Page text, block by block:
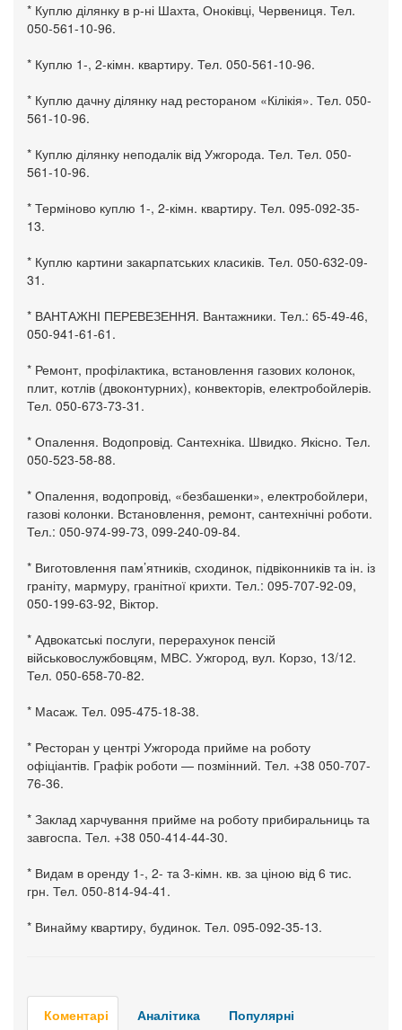
* Куплю ділянку в р-ні Шахта, Оноківці, Червениця. Тел.
050-561-10-96.
* Куплю 1-, 2-кімн. квартиру. Тел. 050-561-10-96.
* Куплю дачну ділянку над рестораном «Кілікія». Тел. 050-
561-10-96.
* Куплю ділянку неподалік від Ужгорода. Тел. Тел. 050-
561-10-96.
* Терміново куплю 1-, 2-кімн. квартиру. Тел. 095-092-35-
13.
* Куплю картини закарпатських класиків. Тел. 050-632-09-
31.
* ВАНТАЖНІ ПЕРЕВЕЗЕННЯ. Вантажники. Тел.: 65-49-46,
050-941-61-61.
* Ремонт, профілактика, встановлення газових колонок,
плит, котлів (двоконтурних), конвекторів, електробойлерів.
Тел. 050-673-73-31.
* Опалення. Водопровід. Сантехніка. Швидко. Якісно. Тел.
050-523-58-88.
* Опалення, водопровід, «безбашенки», електробойлери,
газові колонки. Встановлення, ремонт, сантехнічні роботи.
Тел.: 050-974-99-73, 099-240-09-84.
* Виготовлення пам’ятників, сходинок, підвіконників та ін. із
граніту, мармуру, гранітної крихти. Тел.: 095-707-92-09,
050-199-63-92, Віктор.
* Адвокатські послуги, перерахунок пенсій
військовослужбовцям, МВС. Ужгород, вул. Корзо, 13/12.
Тел. 050-658-70-82.
* Масаж. Тел. 095-475-18-38.
* Ресторан у центрі Ужгорода прийме на роботу
офіціантів. Графік роботи — позмінний. Тел. +38 050-707-
76-36.
* Заклад харчування прийме на роботу прибиральниць та
завгоспа. Тел. +38 050-414-44-30.
* Видам в оренду 1-, 2- та 3-кімн. кв. за ціною від 6 тис.
грн. Тел. 050-814-94-41.
* Винайму квартиру, будинок. Тел. 095-092-35-13.
Коментарі Аналітика Популярні